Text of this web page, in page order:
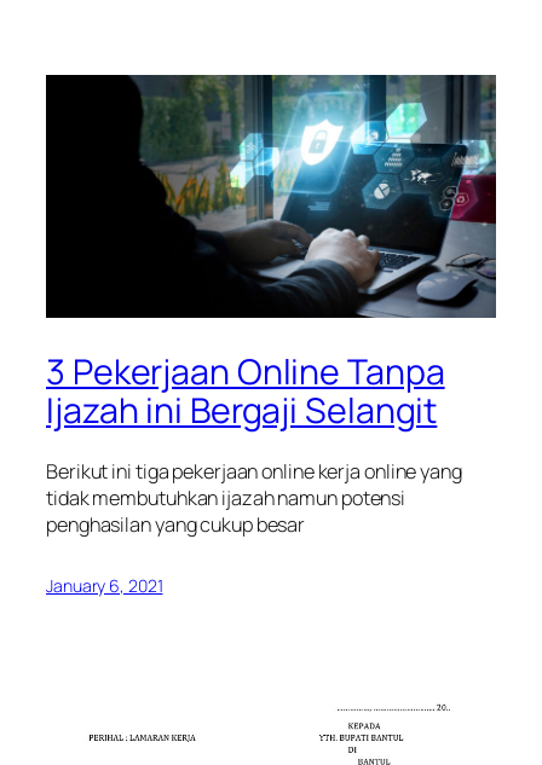
3 Pekerjaan Online Tanpa
Ijazah ini Bergaji Selangit
Berikut ini tiga pekerjaan online kerja online yang
tidak membutuhkan ijazah namun potensi
penghasilan yang cukup besar
January 6, 2021